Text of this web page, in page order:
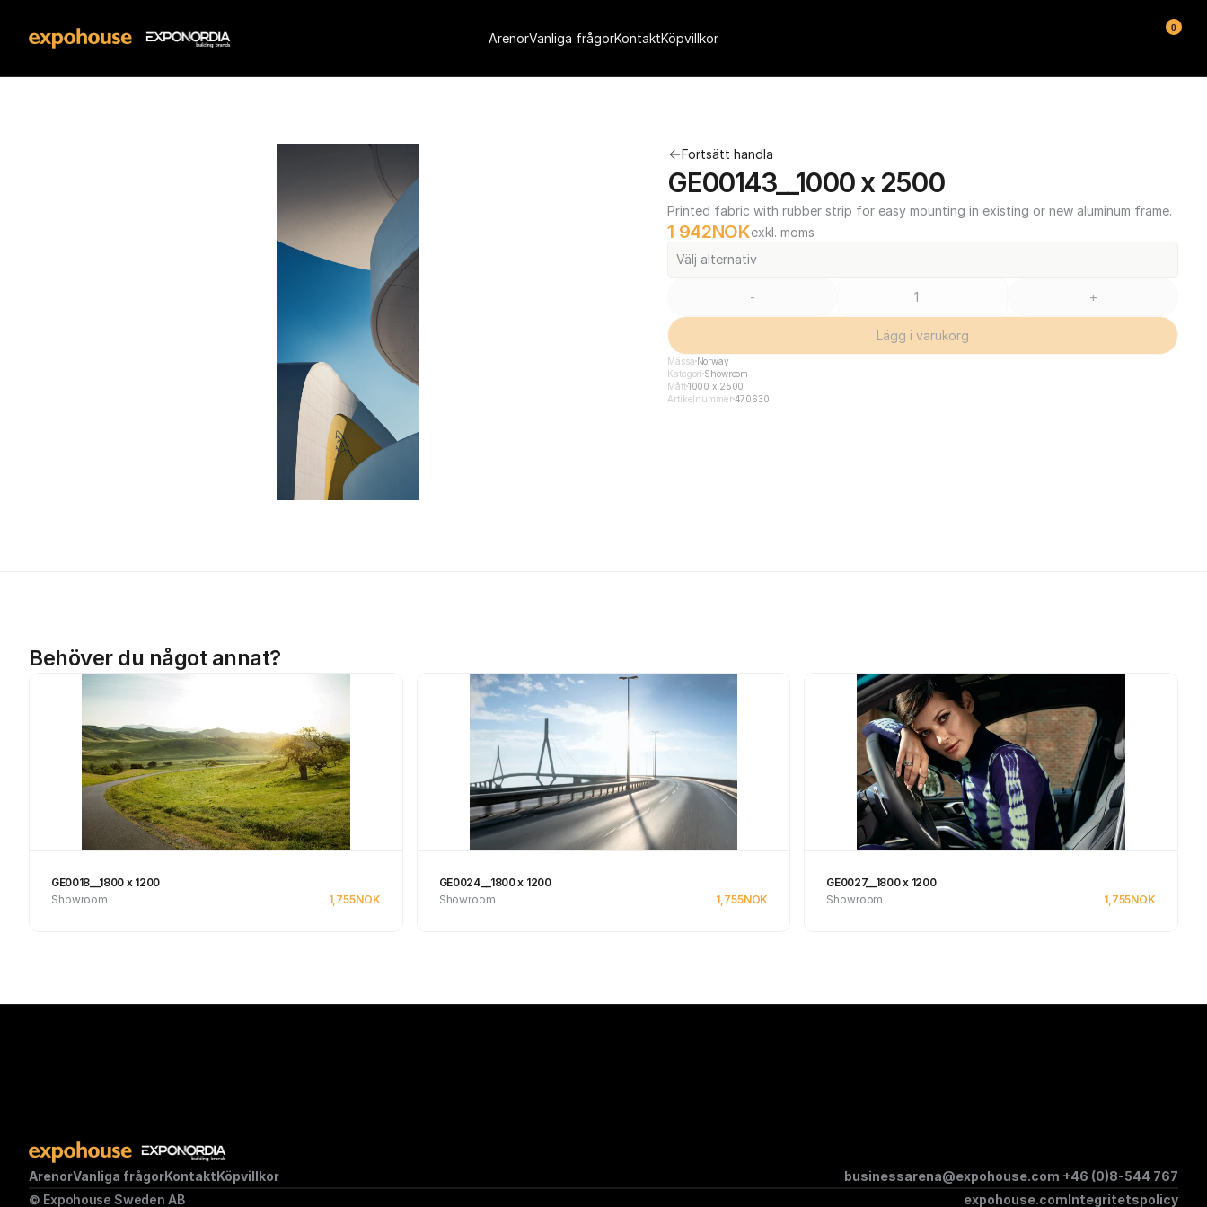
Fortsätt handla
GE00143__1000 x 2500
Printed fabric with rubber strip for easy mounting in existing or new aluminum frame.
1 942NOKexkl. moms
Välj alternativ
- +
Lägg i varukorg
Mässa Norway
Kategori Showroom
Mått1000 x 2500
Artikelnummer470630
Behöver du något annat?
GE0018__1800 x 1200
Showroom
1,755NOK
GE0024__1800 x 1200
Showroom
1,755NOK
GE0027__1800 x 1200
Showroom
1,755NOK
ArenorVanliga frågorKontaktKöpvillkor businessarena@expohouse.com +46 (0)8-544 767
© Expohouse Sweden AB
expohouse.comIntegritetspolicy
ArenorVanliga frågorKontaktKöpvillkor
0